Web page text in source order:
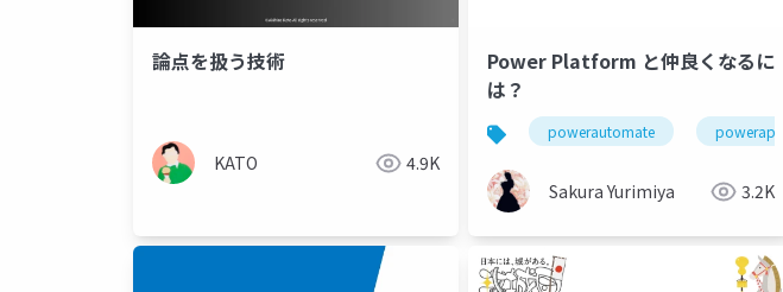
論点を扱う技術
KATO 4.9K
Power Platform と仲良くなるに
は？
powerautomate powerapps
Sakura Yurimiya 3.2K